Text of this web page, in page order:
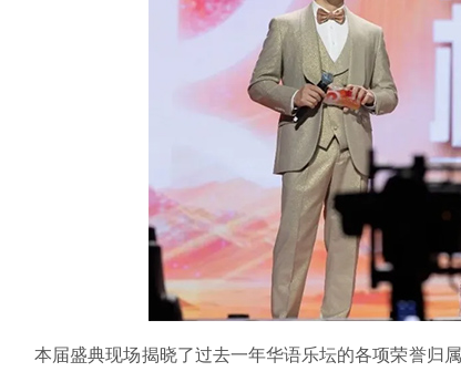
本届盛典现场揭晓了过去一年华语乐坛的各项荣誉归属